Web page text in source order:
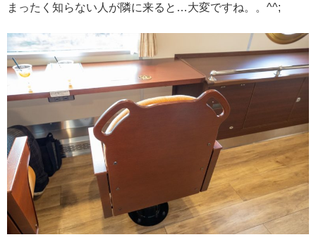
まったく知らない人が隣に来ると…大変ですね。。^^;